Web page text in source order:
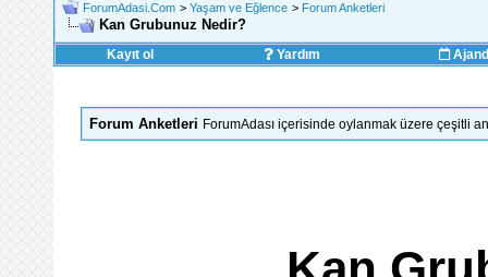
ForumAdasi.Com > Yaşam ve Eğlence > Forum Anketleri
Kan Grubunuz Nedir?
Kayıt ol Yardım
Forum Anketleri ForumAdası içerisinde oylanmak üzere çeşitli